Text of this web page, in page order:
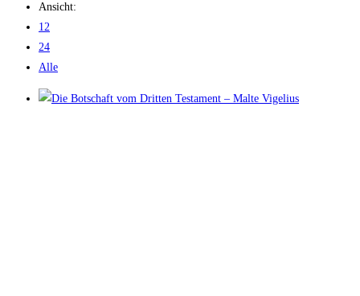
Ansicht:
12
24
Alle